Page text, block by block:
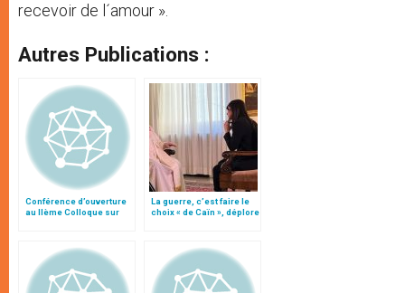
recevoir de l´amour ».
Autres Publications :
Conférence d’ouverture
au IIème Colloque sur
La guerre, c’est faire le
choix « de Caïn », déplore